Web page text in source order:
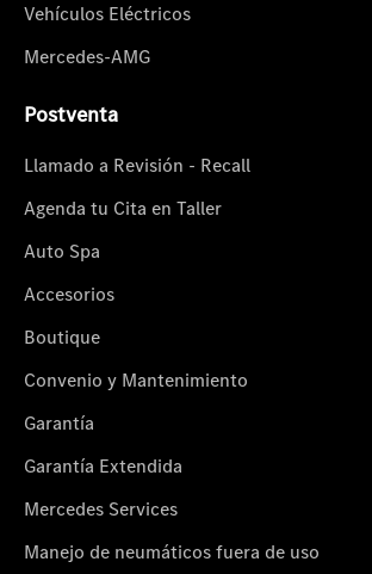
Vehículos Eléctricos
Mercedes-AMG
Postventa
Llamado a Revisión - Recall
Agenda tu Cita en Taller
Auto Spa
Accesorios
Boutique
Convenio y Mantenimiento
Garantía
Garantía Extendida
Mercedes Services
Manejo de neumáticos fuera de uso